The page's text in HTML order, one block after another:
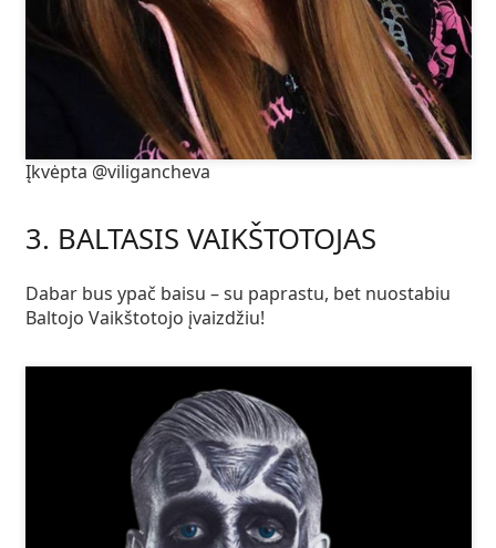
Įkvėpta @viligancheva
3. BALTASIS VAIKŠTOTOJAS
Dabar bus ypač baisu – su paprastu, bet nuostabiu
Baltojo Vaikštotojo įvaizdžiu!